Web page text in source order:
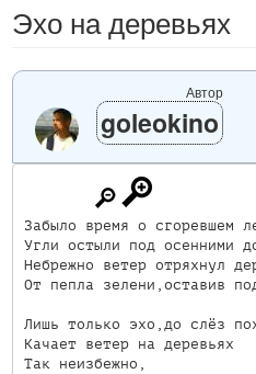
Эхо на деревьях
Автор
goleokino
Забыло время о сгоревшем
Угли остыли под осенними
Небрежно ветер отряхнул
От пепла зелени,оставив
Лишь только эхо,до слёз
Качает ветер на деревьях
Так неизбежно,